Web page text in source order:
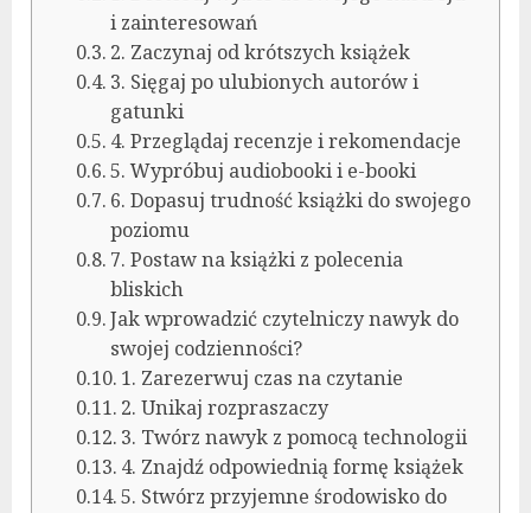
i zainteresowań
2. Zaczynaj od krótszych książek
3. Sięgaj po ulubionych autorów i
gatunki
4. Przeglądaj recenzje i rekomendacje
5. Wypróbuj audiobooki i e-booki
6. Dopasuj trudność książki do swojego
poziomu
7. Postaw na książki z polecenia
bliskich
Jak wprowadzić czytelniczy nawyk do
swojej codzienności?
1. Zarezerwuj czas na czytanie
2. Unikaj rozpraszaczy
3. Twórz nawyk z pomocą technologii
4. Znajdź odpowiednią formę książek
5. Stwórz przyjemne środowisko do